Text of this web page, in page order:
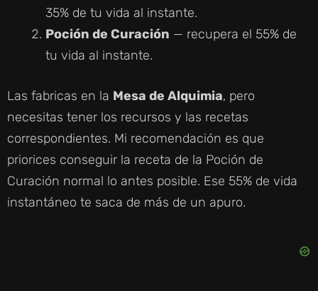
O
35% de tu vida al instante.
Poción de Curación — recupera el 55% de
tu vida al instante.
Las fabricas en la Mesa de Alquimia, pero
necesitas tener los recursos y las recetas
correspondientes. Mi recomendación es que
priorices conseguir la receta de la Poción de
Curación normal lo antes posible. Ese 55% de vida
instantáneo te saca de más de un apuro.